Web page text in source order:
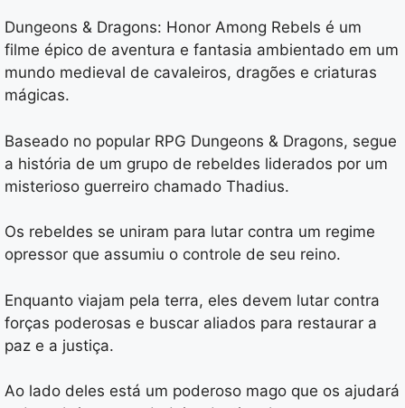
Dungeons & Dragons: Honor Among Rebels é um
filme épico de aventura e fantasia ambientado em um
mundo medieval de cavaleiros, dragões e criaturas
mágicas.
Baseado no popular RPG Dungeons & Dragons, segue
a história de um grupo de rebeldes liderados por um
misterioso guerreiro chamado Thadius.
Os rebeldes se uniram para lutar contra um regime
opressor que assumiu o controle de seu reino.
Enquanto viajam pela terra, eles devem lutar contra
forças poderosas e buscar aliados para restaurar a
paz e a justiça.
Ao lado deles está um poderoso mago que os ajudará